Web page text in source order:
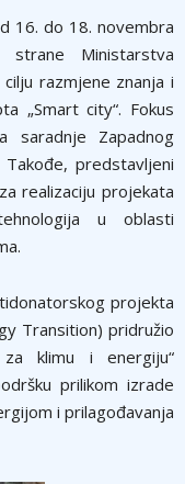
16. do 18. novembra
Ministarstva
razmjene znanja i
„Smart city“. Fokus
saradnje Zapadnog
predstavljeni
realizaciju projekata
u oblasti
projekta
Transition) pridružio
za klimu i energiju“
prilikom izrade
i prilagođavanja